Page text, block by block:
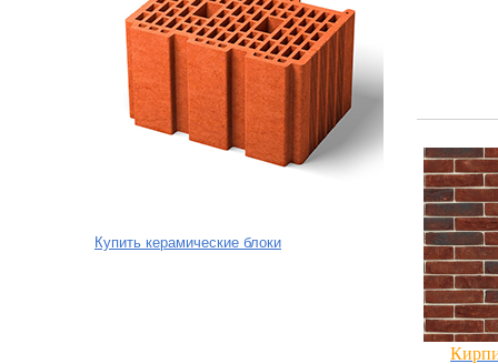
Купить керамические блоки